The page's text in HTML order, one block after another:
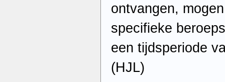
ontvangen,
specifieke
een tijdsperiode
(HJL)